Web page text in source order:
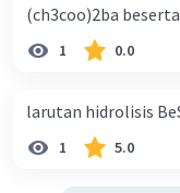
(ch3coo)2ba
1 0.0
larutan hidrolisis
1 5.0